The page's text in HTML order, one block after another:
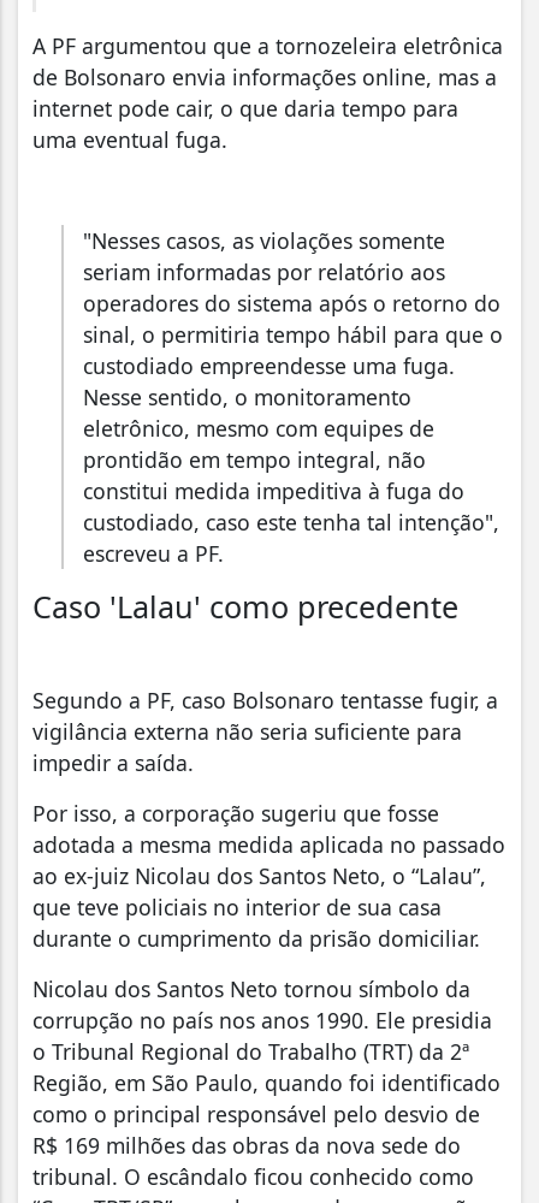
A PF argumentou que a tornozeleira eletrônica
de Bolsonaro envia informações online, mas a
internet pode cair, o que daria tempo para
uma eventual fuga.
"Nesses casos, as violações somente
seriam informadas por relatório aos
operadores do sistema após o retorno do
sinal, o permitiria tempo hábil para que o
custodiado empreendesse uma fuga.
Nesse sentido, o monitoramento
eletrônico, mesmo com equipes de
prontidão em tempo integral, não
constitui medida impeditiva à fuga do
custodiado, caso este tenha tal intenção",
escreveu a PF.
Caso 'Lalau' como precedente
Segundo a PF, caso Bolsonaro tentasse fugir, a
vigilância externa não seria suficiente para
impedir a saída.
Por isso, a corporação sugeriu que fosse
adotada a mesma medida aplicada no passado
ao ex-juiz Nicolau dos Santos Neto, o “Lalau”,
que teve policiais no interior de sua casa
durante o cumprimento da prisão domiciliar.
Nicolau dos Santos Neto tornou símbolo da
corrupção no país nos anos 1990. Ele presidia
o Tribunal Regional do Trabalho (TRT) da 2ª
Região, em São Paulo, quando foi identificado
como o principal responsável pelo desvio de
R$ 169 milhões das obras da nova sede do
tribunal. O escândalo ficou conhecido como